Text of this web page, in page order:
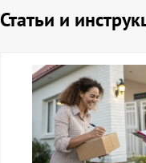
Статьи и